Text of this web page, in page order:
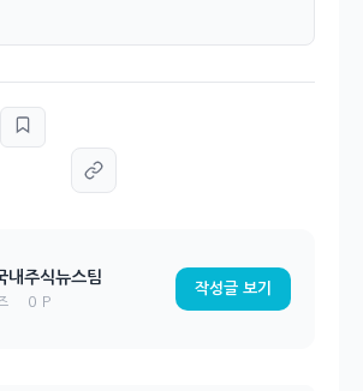
내주식뉴스팀
0 P
작성글 보기